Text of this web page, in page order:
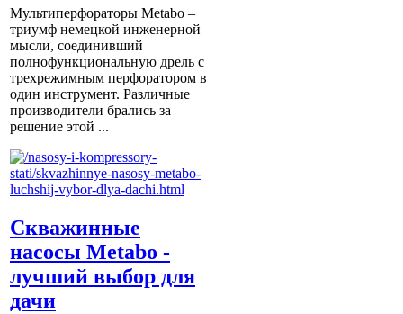
Мультиперфораторы Metabo –
триумф немецкой инженерной
мысли, соединивший
полнофункциональную дрель с
трехрежимным перфоратором в
один инструмент. Различные
производители брались за
решение этой ...
Скважинные
насосы Metabo -
лучший выбор для
дачи